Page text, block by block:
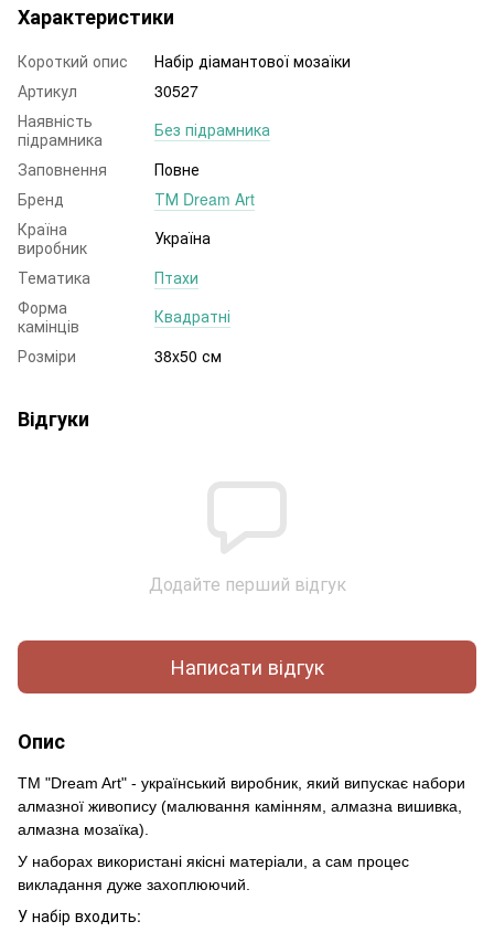
Характеристики
Короткий опис
Набір діамантової мозаїки
Артикул
30527
Наявність
підрамника
Без підрамника
Заповнення
Повне
Бренд
ТМ Dream Art
Країна
виробник
Україна
Тематика
Птахи
Форма
камінців
Квадратні
Розміри
38x50 см
Відгуки
Додайте перший відгук
Написати відгук
Опис
ТМ "Dream Art" - український виробник, який випускає набори
алмазної живопису (малювання камінням, алмазна вишивка,
алмазна мозаїка).
У наборах використані якісні матеріали, а сам процес
викладання дуже захоплюючий.
У набір входить: